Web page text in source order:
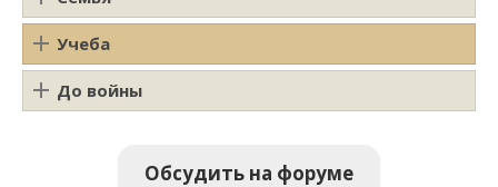
Учеба
До войны
Обсудить на форуме